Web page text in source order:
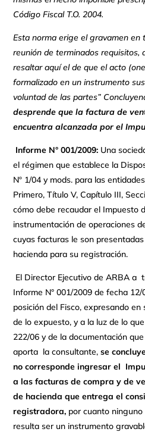
Código Fiscal T.O. 2004.
Esta norma erige el gravamen
reunión de terminados requisitos,
resaltar aquí el de que el acto
formalizado en un instrumento
voluntad de las partes”
desprende que la factura de
encuentra alcanzada por el
Informe N° 001/2009: Una
el régimen que establece la
Nº 1/04 y mods. para las
Primero, Título V, Capítulo III,
cómo debe recaudar el Impuesto
instrumentación de operaciones
cuyas facturas le son
hacienda para su registración.
El Director Ejecutivo de ARBA a
Informe N° 001/2009 de fecha
posición del Fisco, expresando en
de lo expuesto, y a la luz de lo
222/06 y de la documentación
aporta la consultante,se
no corresponde ingresar el
a las facturas de compra y de
de hacienda que entrega el
registradora, por cuanto
resulta ser un instrumento